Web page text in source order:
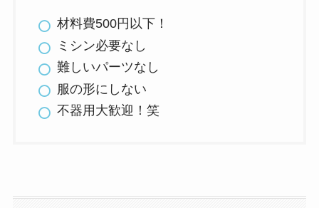
材料費500円以下！
ミシン必要なし
難しいパーツなし
服の形にしない
不器用大歓迎！笑